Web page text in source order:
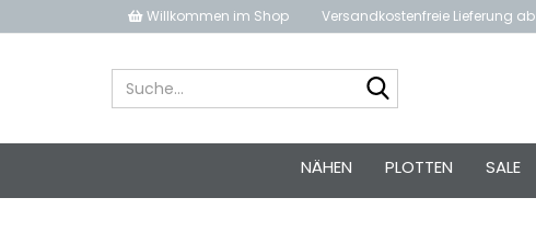
Willkommen im Shop Versandkostenfreie Lieferung ab
NÄHEN PLOTTEN SALE